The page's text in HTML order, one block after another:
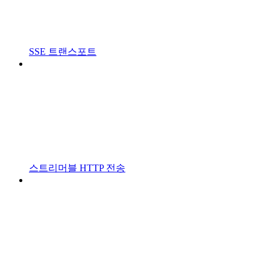
SSE 트랜스포트
스트리머블 HTTP 전송